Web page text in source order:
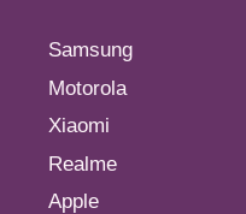
Samsung
Motorola
Xiaomi
Realme
Apple